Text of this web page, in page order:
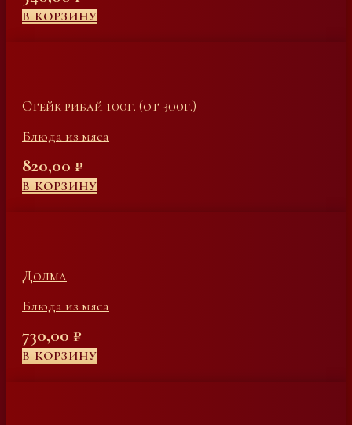
В КОРЗИНУ
Стейк рибай 100г. (от 300г.)
Блюда из мяса
820,00 ₽
В КОРЗИНУ
Долма
Блюда из мяса
730,00 ₽
В КОРЗИНУ